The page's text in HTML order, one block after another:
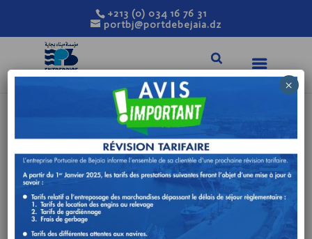
+213 (0) 034 16 76 31
portbj@portdebejaia.dz
AVIS DE
CONSULTATION
N°13/DA/2023
Mar 13, 2023|Avis de consultation
×